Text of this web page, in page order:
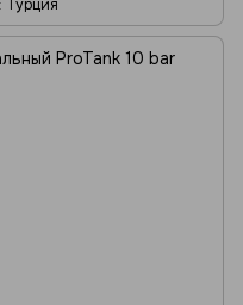
Турция